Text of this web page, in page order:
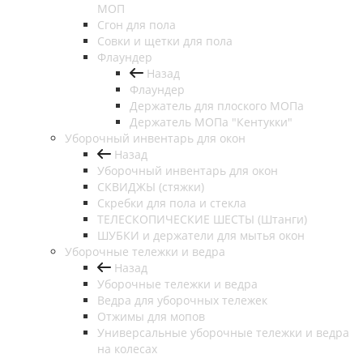
МОП
Сгон для пола
Совки и щетки для пола
Флаундер
Назад
Флаундер
Держатель для плоского МОПа
Держатель МОПа "Кентукки"
Уборочный инвентарь для окон
Назад
Уборочный инвентарь для окон
СКВИДЖЫ (стяжки)
Скребки для пола и стекла
ТЕЛЕСКОПИЧЕСКИЕ ШЕСТЫ (Штанги)
ШУБКИ и держатели для мытья окон
Уборочные тележки и ведра
Назад
Уборочные тележки и ведра
Ведра для уборочных тележек
Отжимы для мопов
Универсальные уборочные тележки и ведра
на колесах